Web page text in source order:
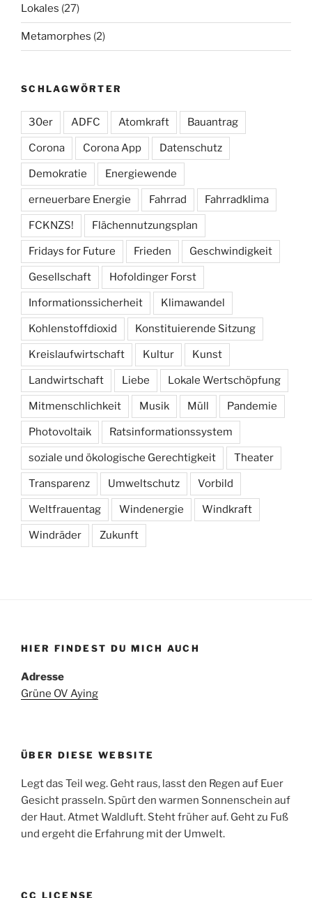
Lokales (27)
Metamorphes (2)
SCHLAGWÖRTER
30er ADFC Atomkraft Bauantrag
Corona Corona App Datenschutz
Demokratie Energiewende
erneuerbare Energie Fahrrad Fahrradklima
FCKNZS! Flächennutzungsplan
Fridays for Future Frieden Geschwindigkeit
Gesellschaft Hofoldinger Forst
Informationssicherheit Klimawandel
Kohlenstoffdioxid Konstituierende Sitzung
Kreislaufwirtschaft Kultur Kunst
Landwirtschaft Liebe Lokale Wertschöpfung
Mitmenschlichkeit Musik Müll Pandemie
Photovoltaik Ratsinformationssystem
soziale und ökologische Gerechtigkeit Theater
Transparenz Umweltschutz Vorbild
Weltfrauentag Windenergie Windkraft
Windräder Zukunft
HIER FINDEST DU MICH AUCH
Adresse
Grüne OV Aying
ÜBER DIESE WEBSITE
Legt das Teil weg. Geht raus, lasst den Regen auf Euer
Gesicht prasseln. Spürt den warmen Sonnenschein auf
der Haut. Atmet Waldluft. Steht früher auf. Geht zu Fuß
und ergeht die Erfahrung mit der Umwelt.
CC LICENSE